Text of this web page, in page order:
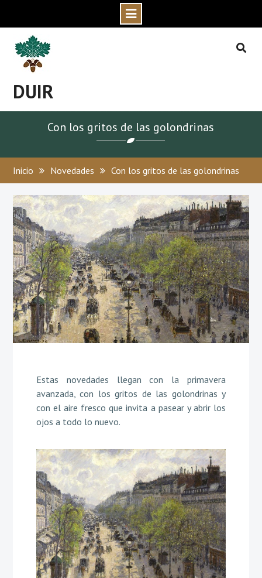
DUIR
Con los gritos de las golondrinas
Inicio Novedades Con los gritos de las golondrinas
Estas novedades llegan con la primavera
avanzada, con los gritos de las golondrinas y
con el aire fresco que invita a pasear y abrir los
ojos a todo lo nuevo.